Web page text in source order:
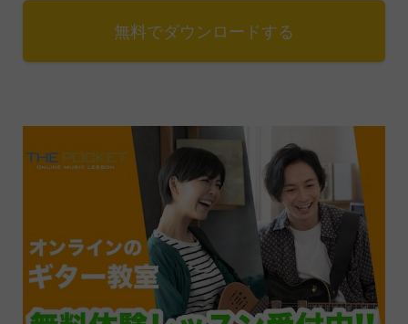
無料でダウンロードする